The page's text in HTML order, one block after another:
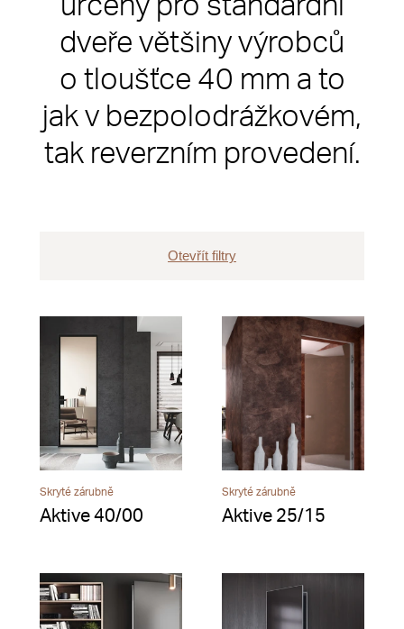
dveře většiny výrobců
o tloušťce 40 mm a to
jak v bezpolodrážkovém,
tak reverzním provedení.
Otevřít filtry
Skryté zárubně
Aktive 40/00
Skryté zárubně
Aktive 25/15